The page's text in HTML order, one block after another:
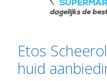
Etos
huid